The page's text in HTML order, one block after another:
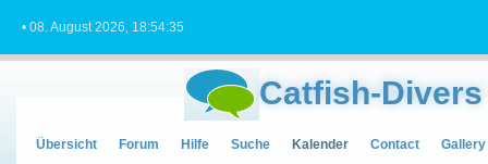
• 08. August 2026, 18:54:35
Catfish-Divers
Übersicht Forum Hilfe Suche Kalender Contact Gallery